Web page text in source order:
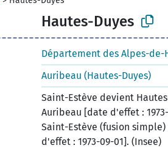
Hautes-Duyes
Département des Alpes-de-
Auribeau (Hautes-Duyes)
Saint-Estève devient
Auribeau [date d'effet :
Saint-Estève (fusion
d'effet : 1973-09-01]. (Insee)